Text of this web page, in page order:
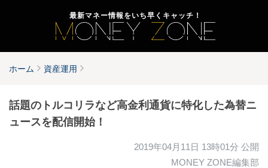
最新マネー情報をいち早くキャッチ！
ホーム 資産運用
話題のトルコリラなど高金利通貨に特化した為替ニ
ュースを配信開始！
2019年04月11日 13時01分 公開
MONEY ZONE編集部